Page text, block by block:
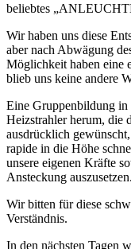
beliebtes
Wir haben uns diese
aber nach Abwägung
Möglichkeit haben eine
blieb uns keine andere
Eine Gruppenbildung in
Heizstrahler herum, die
ausdrücklich
rapide in die Höhe
unsere eigenen Kräfte
Ansteckung auszusetzen.
Wir bitten für diese
Verständnis.
In den nächsten Tagen